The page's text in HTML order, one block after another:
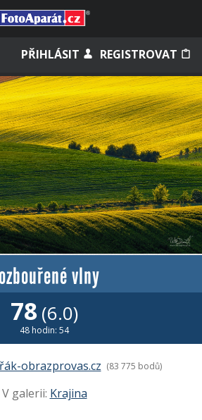
PŘIHLÁSIT REGISTROVAT
Zapamatovat
Zapomněli jste heslo?
jste účet na starém webu?
vlny
78(6.0)
48 hodin: 54
obrazprovas.cz (83 775 bodů)
V galerii: Krajina